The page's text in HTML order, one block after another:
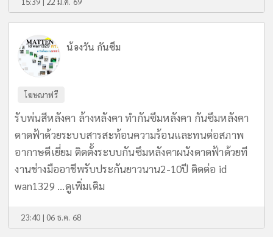
น้องวัน กันซึม
โฆษณาฟรี
รับพ่นสีหลังคา ล้างหลังคา ทำกันซึมหลังคา กันซึมหลังคา
ดาดฟ้าด้วยระบบสารสะท้อนความร้อนและทนต่อสภาพ
อากาษดีเยี่ยม ติดตั้งระบบกันซึมหลังคาผนังดาดฟ้าด้วยที
งานช่างมืออาชีพรับประกันยาวนาน2-10ปี ติดต่อ id
wan1329 ...ดูเพิ่มเติม
23:40 | 06 ธ.ค. 68